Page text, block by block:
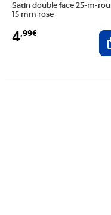
Satin double face 25-m-
15 mm rose
4,99€